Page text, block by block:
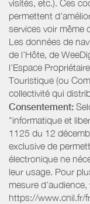
visités, etc.). Ces
permettent
services voir même
Les données de
de l’Hôte, de
l'Espace
Touristique (ou
collectivité qui
Consentement:
"informatique et
1125 du 12
exclusive de
électronique ne
leur usage. Pour
mesure
https://www.cnil.fr/